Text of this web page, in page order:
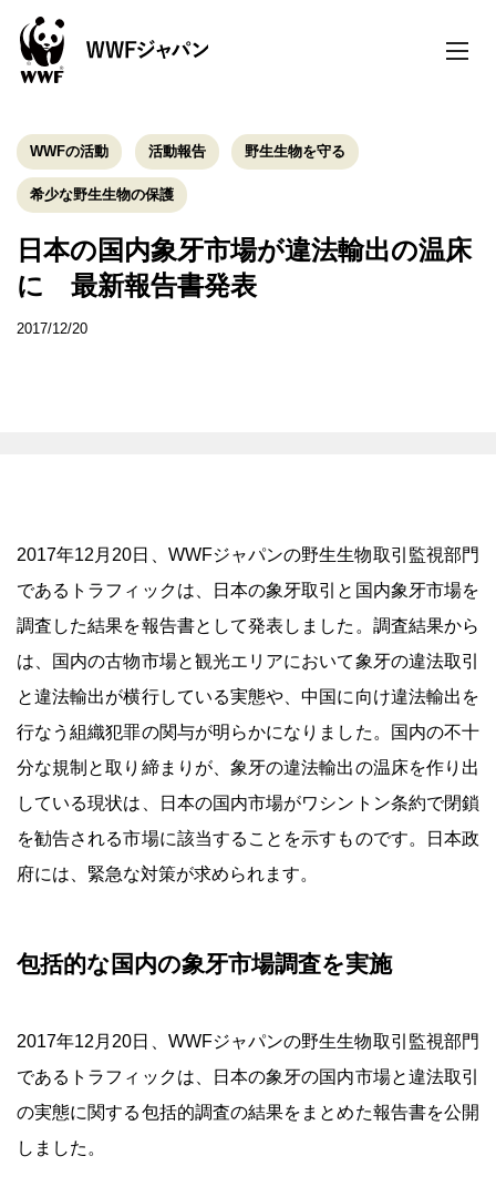
toggle
WWFの活動 活動報告 野生生物を守る
希少な野生生物の保護
日本の国内象牙市場が違法輸出の温床
に 最新報告書発表
2017/12/20
2017年12月20日、WWFジャパンの野生生物取引監視部門
であるトラフィックは、日本の象牙取引と国内象牙市場を
調査した結果を報告書として発表しました。調査結果から
は、国内の古物市場と観光エリアにおいて象牙の違法取引
と違法輸出が横行している実態や、中国に向け違法輸出を
行なう組織犯罪の関与が明らかになりました。国内の不十
分な規制と取り締まりが、象牙の違法輸出の温床を作り出
している現状は、日本の国内市場がワシントン条約で閉鎖
を勧告される市場に該当することを示すものです。日本政
府には、緊急な対策が求められます。
包括的な国内の象牙市場調査を実施
2017年12月20日、WWFジャパンの野生生物取引監視部門
であるトラフィックは、日本の象牙の国内市場と違法取引
の実態に関する包括的調査の結果をまとめた報告書を公開
しました。